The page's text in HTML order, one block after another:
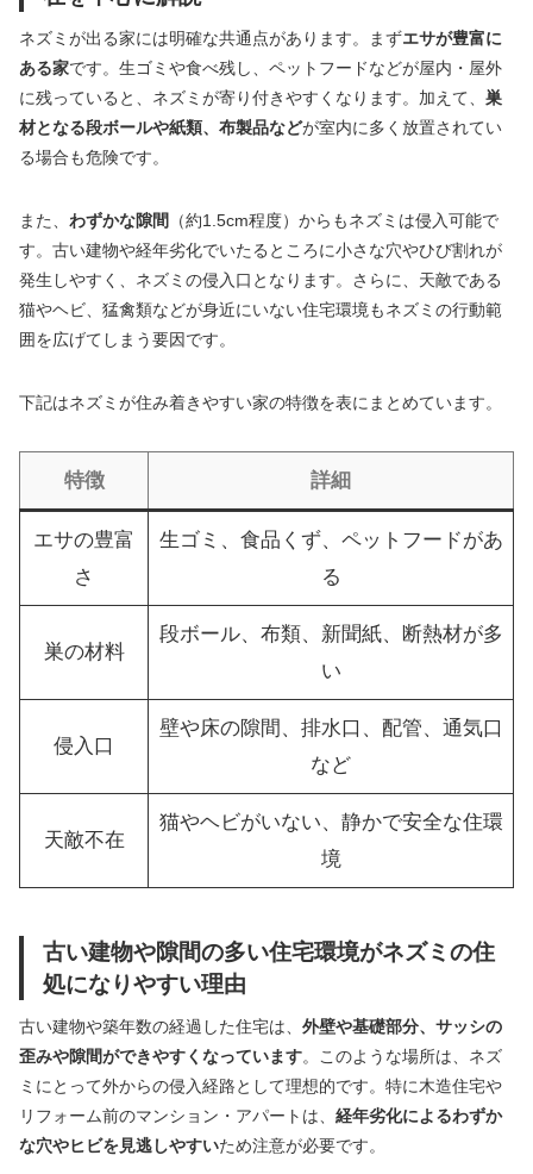
ネズミが出る家には明確な共通点があります。まずエサが豊富に
ある家です。生ゴミや食べ残し、ペットフードなどが屋内・屋外
に残っていると、ネズミが寄り付きやすくなります。加えて、 巣
材となる段ボールや紙類、布製品などが室内に多く放置されてい
る場合も危険です。
また、 わずかな隙間
（約1.5cm程度）からもネズミは侵入可能で
す。古い建物や経年劣化でいたるところに小さな穴やひび割れが
発生しやすく、ネズミの侵入口となります。さらに、天敵である
猫やヘビ、猛禽類などが身近にいない住宅環境もネズミの行動範
囲を広げてしまう要因です。
下記はネズミが住み着きやすい家の特徴を表にまとめています。
特徴 詳細
エサの豊富
さ
生ゴミ、食品くず、ペットフードがあ
る
巣の材料
段ボール、布類、新聞紙、断熱材が多
い
侵入口
壁や床の隙間、排水口、配管、通気口
など
天敵不在
猫やヘビがいない、静かで安全な住環
境
古い建物や隙間の多い住宅環境がネズミの住
処になりやすい理由
古い建物や築年数の経過した住宅は、 外壁や基礎部分、サッシの
歪みや隙間ができやすくなっています。このような場所は、ネズ
ミにとって外からの侵入経路として理想的です。特に木造住宅や
リフォーム前のマンション・アパートは、 経年劣化によるわずか
な穴やヒビを見逃しやすいため注意が必要です。